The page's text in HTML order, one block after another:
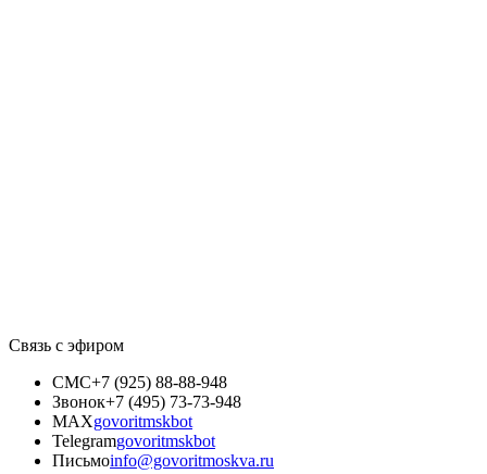
Связь с эфиром
СМС+7 (925) 88-88-948
Звонок+7 (495) 73-73-948
MAXgovoritmskbot
Telegramgovoritmskbot
Письмоinfo@govoritmoskva.ru